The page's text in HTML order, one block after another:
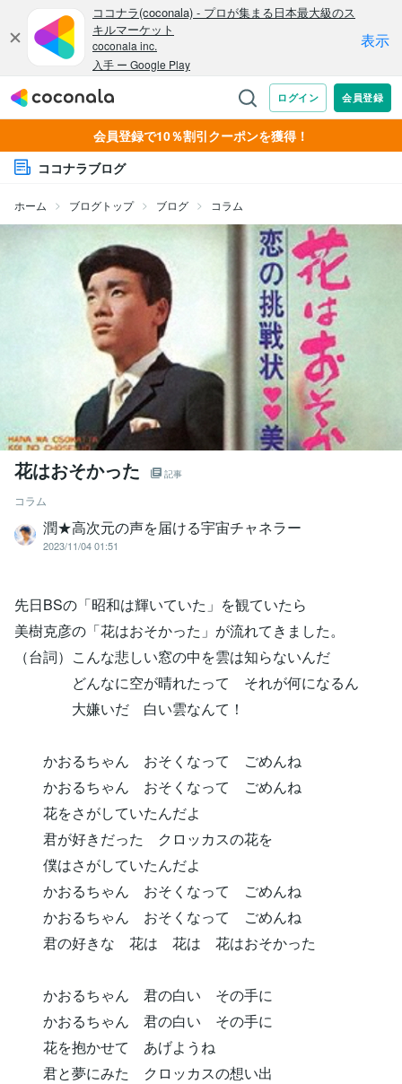
会員登録で10％割引クーポンを獲得！
ココナラブログ
ホーム ブログトップ ブログ コラム
花はおそかった 記事
コラム
潤★高次元の声を届ける宇宙チャネラー
2023/11/04 01:51
先日BSの「昭和は輝いていた」を観ていたら
美樹克彦の「花はおそかった」が流れてきました。
（台詞）こんな悲しい窓の中を雲は知らないんだ
どんなに空が晴れたって それが何になるん
大嫌いだ 白い雲なんて！
かおるちゃん おそくなって ごめんね
かおるちゃん おそくなって ごめんね
花をさがしていたんだよ
君が好きだった クロッカスの花を
僕はさがしていたんだよ
かおるちゃん おそくなって ごめんね
かおるちゃん おそくなって ごめんね
君の好きな 花は 花は 花はおそかった
かおるちゃん 君の白い その手に
かおるちゃん 君の白い その手に
花を抱かせて あげようね
君と夢にみた クロッカスの想い出